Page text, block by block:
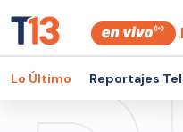
Lo Último Reportajes